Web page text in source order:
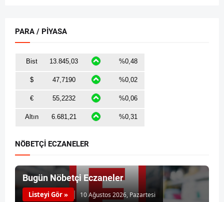
PARA / PİYASA
NÖBETÇİ ECZANELER
Bugün Nöbetçi Eczaneler
Listeyi Gör » 10 Ağustos 2026, Pazartesi